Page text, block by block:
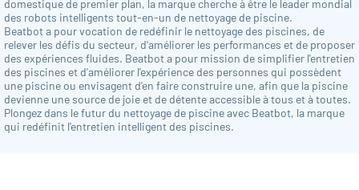
domestique de premier plan, la marque cherche à être le leader mondial
des robots intelligents tout-en-un de nettoyage de piscine.
Beatbot a pour vocation de redéfinir le nettoyage des piscines, de
relever les défis du secteur, d'améliorer les performances et de proposer
des expériences fluides. Beatbot a pour mission de simplifier l'entretien
des piscines et d'améliorer l'expérience des personnes qui possèdent
une piscine ou envisagent d'en faire construire une, afin que la piscine
devienne une source de joie et de détente accessible à tous et à toutes.
Plongez dans le futur du nettoyage de piscine avec Beatbot, la marque
qui redéfinit l'entretien intelligent des piscines.